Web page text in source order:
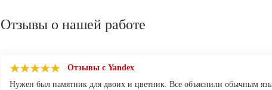
Отзывы о нашей работе
Отзывы с Yandex
Нужен был памятник для двоих и цветник. Все объяснили обычным